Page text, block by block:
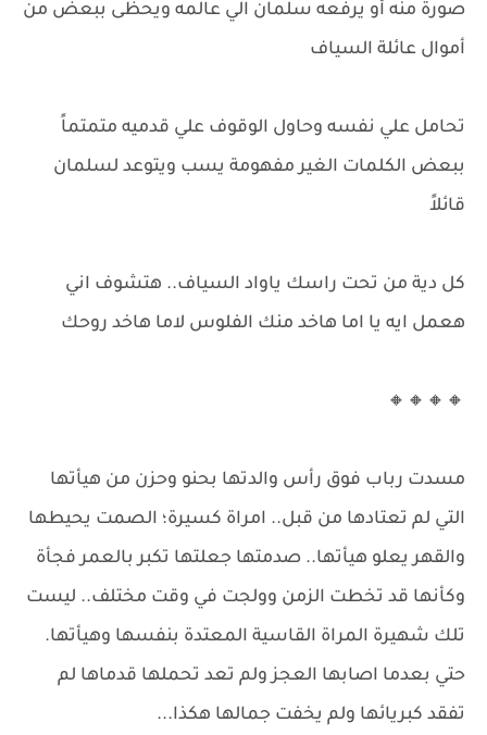
صورة منه أو يرفعه سلمان الي عالمه ويحظى ببعض من
أموال عائلة السياف
تحامل علي نفسه وحاول الوقوف علي قدميه متمتماً
ببعض الكلمات الغير مفهومة يسب ويتوعد لسلمان
قائلاً
كل دية من تحت راسك ياواد السياف.. هتشوف اني
هعمل ايه يا اما هاخد منك الفلوس لاما هاخد روحك
🔸🔸🔸🔸
مسدت رباب فوق رأس والدتها بحنو وحزن من هيأتها
التي لم تعتادها من قبل.. امراة كسيرة؛ الصمت يحيطها
والقهر يعلو هيأتها.. صدمتها جعلتها تكبر بالعمر فجأة
وكأنها قد تخطت الزمن وولجت في وقت مختلف.. ليست
تلك شهيرة المراة القاسية المعتدة بنفسها وهيأتها.
حتي بعدما اصابها العجز ولم تعد تحملها قدماها لم
تفقد كبريائها ولم يخفت جمالها هكذا...